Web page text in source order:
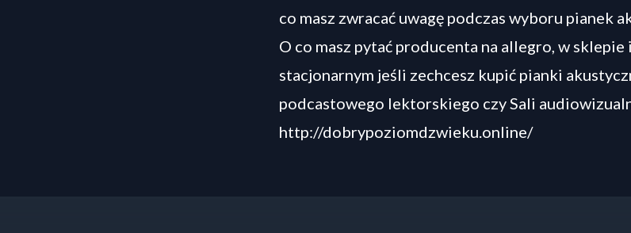
co masz zwracać uwagę podczas wyboru pianek
O co masz pytać producenta na allegro, w
stacjonarnym jeśli zechcesz kupić pianki
podcastowego lektorskiego czy Sali
http://dobrypoziomdzwieku.online/